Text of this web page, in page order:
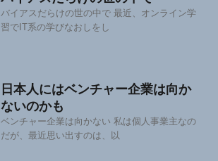
バイアスだらけの世の中で 最近、オンライン学
習でIT系の学びなおしをし
日本人にはベンチャー企業は向か
ないのかも
ベンチャー企業は向かない 私は個人事業主なの
だが、最近思い出すのは、以